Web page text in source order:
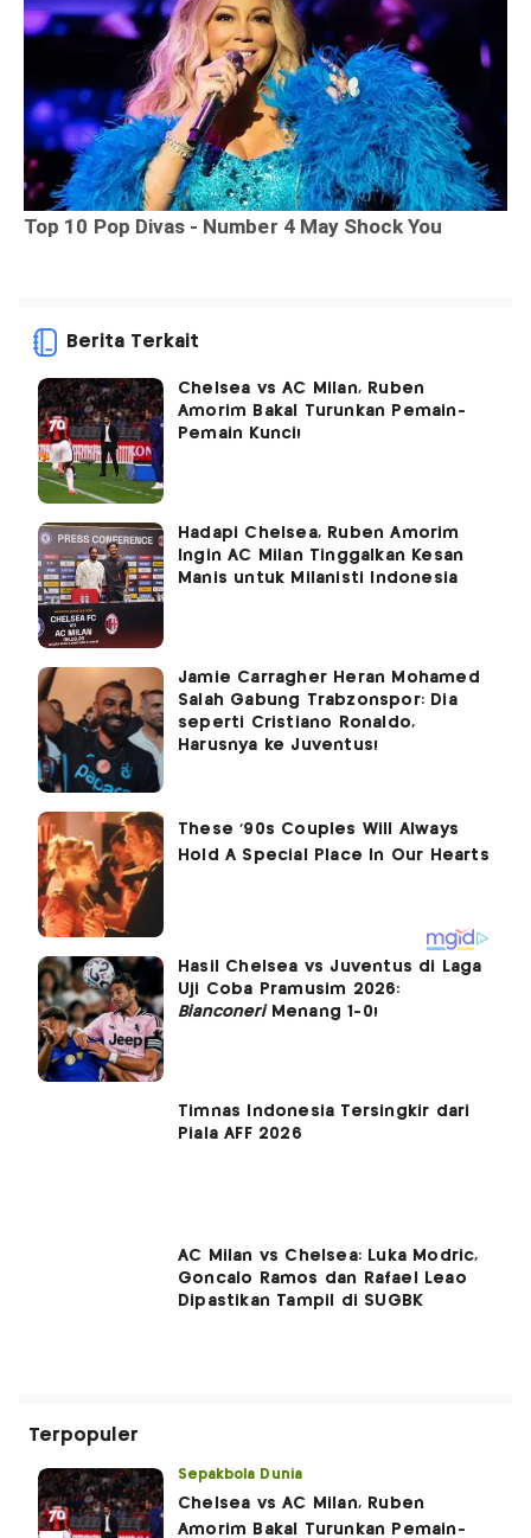
Berita Terkait
Chelsea vs AC Milan, Ruben
Amorim Bakal Turunkan Pemain-
Pemain Kunci!
Hadapi Chelsea, Ruben Amorim
Ingin AC Milan Tinggalkan Kesan
Manis untuk Milanisti Indonesia
Jamie Carragher Heran Mohamed
Salah Gabung Trabzonspor: Dia
seperti Cristiano Ronaldo,
Harusnya ke Juventus!
Hasil Chelsea vs Juventus di Laga
Uji Coba Pramusim 2026:
BianconeriMenang 1-0!
Timnas Indonesia Tersingkir dari
Piala AFF 2026
AC Milan vs Chelsea: Luka Modric,
Goncalo Ramos dan Rafael Leao
Dipastikan Tampil di SUGBK
Terpopuler
Sepakbola Dunia
Chelsea vs AC Milan, Ruben
Amorim Bakal Turunkan Pemain-